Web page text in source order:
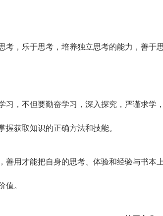
考，乐于思考，培养独立思考的能力，善于
习，不但要勤奋学习，深入探究，严谨求学
握获取知识的正确方法和技能。
善用才能把自身的思考、体验和经验与书本
值。